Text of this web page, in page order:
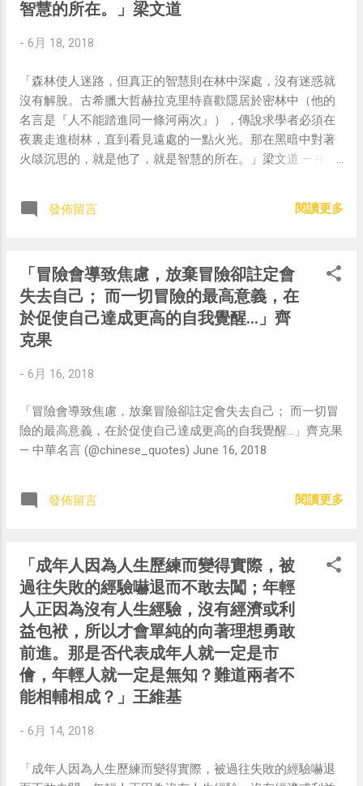
智慧的所在。」梁文道
- 6月 18, 2018
「森林使人迷路，但真正的智慧則在林中深處，沒有迷惑就
沒有解脫。古希臘大哲赫拉克里特喜歡隱居於密林中（他的
名言是『人不能踏進同一條河兩次』），傳說求學者必須在
夜裏走進樹林，直到看見遠處的一點火光。那在黑暗中對著
火燄沉思的，就是他了，就是智慧的所在。」梁文道 — 中華
發佈留言 閱讀更多
「冒險會導致焦慮，放棄冒險卻註定會
失去自己； 而一切冒險的最高意義，在
於促使自己達成更高的自我覺醒…」齊
克果
- 6月 16, 2018
「冒險會導致焦慮，放棄冒險卻註定會失去自己； 而一切冒
險的最高意義，在於促使自己達成更高的自我覺醒…」齊克果
— 中華名言 (@chinese_quotes) June 16, 2018
發佈留言 閱讀更多
「成年人因為人生歷練而變得實際，被
過往失敗的經驗嚇退而不敢去闖；年輕
人正因為沒有人生經驗，沒有經濟或利
益包袱，所以才會單純的向著理想勇敢
前進。那是否代表成年人就一定是市
儈，年輕人就一定是無知？難道兩者不
能相輔相成？」王維基
- 6月 14, 2018
「成年人因為人生歷練而變得實際，被過往失敗的經驗嚇退